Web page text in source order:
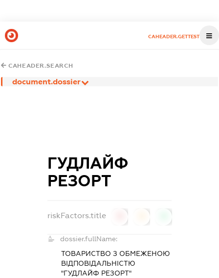
CAHEADER.GETTEST
CAHEADER.SEARCH
document.dossier
ГУДЛАЙФ
РЕЗОРТ
riskFactors.title
dossier.fullName:
ТОВАРИСТВО З ОБМЕЖЕНОЮ
ВІДПОВІДАЛЬНІСТЮ
"ГУДЛАЙФ РЕЗОРТ"